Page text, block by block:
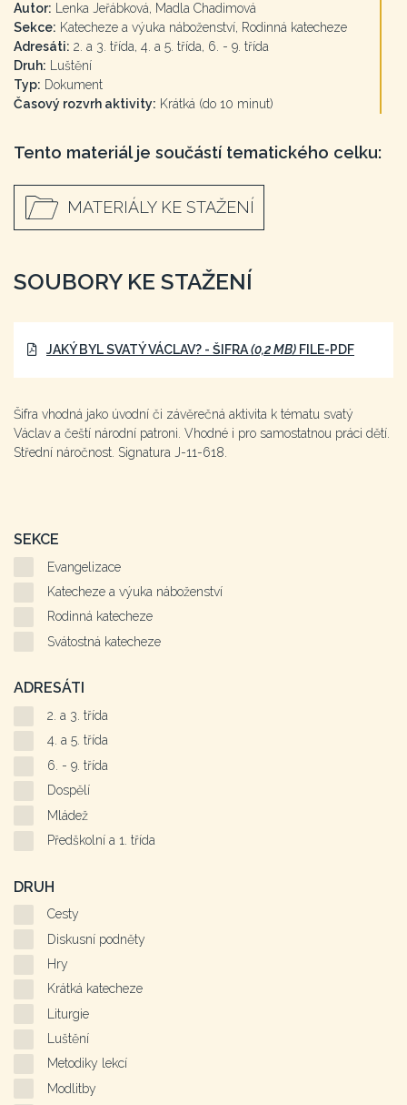
Autor: Lenka Jeřábková, Madla Chadimová
Sekce: Katecheze a výuka náboženství, Rodinná katecheze
Adresáti: 2. a 3. třída, 4. a 5. třída, 6. - 9. třída
Druh: Luštění
Typ: Dokument
Časový rozvrh aktivity: Krátká (do 10 minut)
Tento materiál je součástí tematického celku:
MATERIÁLY KE STAŽENÍ
SOUBORY KE STAŽENÍ
JAKÝ BYL SVATÝ VÁCLAV? - ŠIFRA(0,2 MB) FILE-PDF
Šifra vhodná jako úvodní či závěrečná aktivita k tématu svatý
Václav a čeští národní patroni. Vhodné i pro samostatnou práci dětí.
Střední náročnost. Signatura J-11-618.
SEKCE
Evangelizace
Katecheze a výuka náboženství
Rodinná katecheze
Svátostná katecheze
ADRESÁTI
2. a 3. třída
4. a 5. třída
6. - 9. třída
Dospělí
Mládež
Předškolní a 1. třída
DRUH
Cesty
Diskusní podněty
Hry
Krátká katecheze
Liturgie
Luštění
Metodiky lekcí
Modlitby